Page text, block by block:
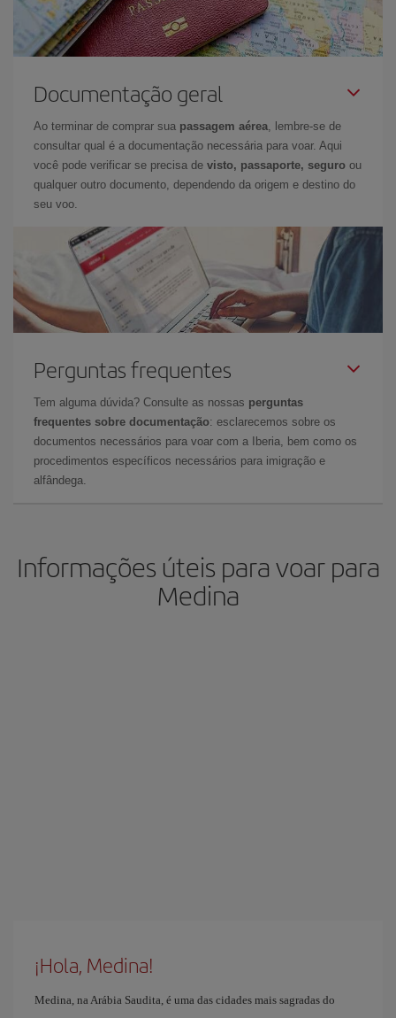
Documentação geral
Ao terminar de comprar sua passagem aérea , lembre-se de
consultar qual é a documentação necessária para voar. Aqui
você pode verificar se precisa de visto, passaporte, seguro ou
qualquer outro documento, dependendo da origem e destino do
seu voo.
Perguntas frequentes
Tem alguma dúvida? Consulte as nossas perguntas
frequentes sobre documentação: esclarecemos sobre os
documentos necessários para voar com a Iberia, bem como os
procedimentos específicos necessários para imigração e
alfândega.
Informações úteis para voar para
Medina
¡Hola, Medina!
Medina, na Arábia Saudita, é uma das cidades mais sagradas do